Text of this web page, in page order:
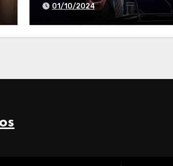
nacionales
01/10/2024